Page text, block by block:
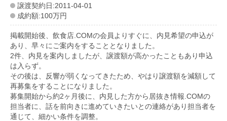
譲渡契約日:2011-04-01
成約額:100万円
掲載開始後、飲食店.COMの会員よりすぐに、内見希望の申込が
あり、早々にご案内をすることとなりました。
2件、内見を案内しましたが、譲渡額が高かったこともあり申込
は入らず。
その後は、反響が弱くなってきたため、やはり譲渡額を減額して
再募集をすることになりました。
募集開始から約2ヶ月後に、内見した方から居抜き情報.COMの
担当者に、話を前向きに進めていきたいとの連絡があり担当者を
通じて、細かい条件を調整。